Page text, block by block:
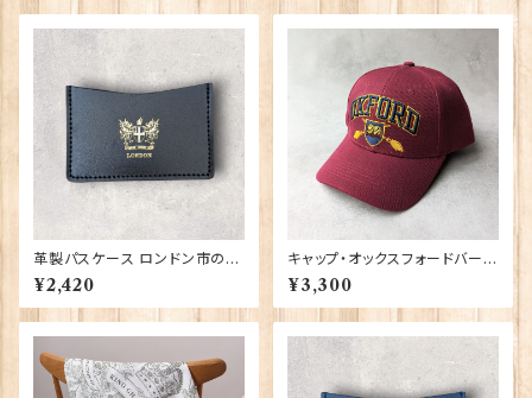
革製パスケース ロンドン市の紋
章入り【Black】R.C.Brady 90
381-Black
¥2,420
キャップ・オックスフォードバーガ
ンディ 00189
¥3,300